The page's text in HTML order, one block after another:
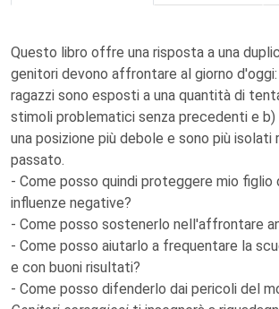
Questo libro offre una risposta a una
genitori devono affrontare al giorno d'oggi:
ragazzi sono esposti a una quantità di
stimoli problematici senza precedenti e b)
una posizione più debole e sono più
passato.
- Come posso quindi proteggere mio figlio
influenze negative?
- Come posso sostenerlo nell'affrontare
- Come posso aiutarlo a frequentare la
e con buoni risultati?
- Come posso difenderlo dai pericoli del